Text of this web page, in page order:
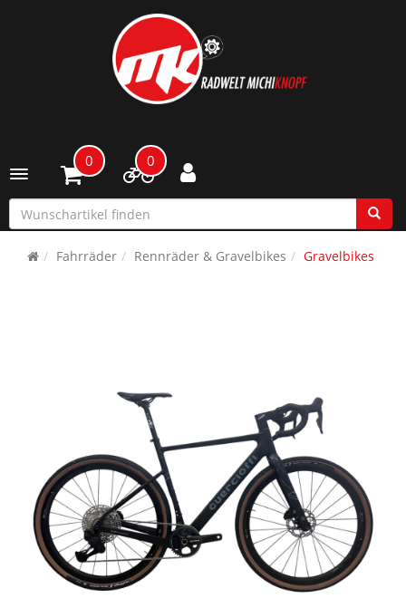
Toggle navigation
0 0
Fahrräder Rennräder & Gravelbikes Gravelbikes